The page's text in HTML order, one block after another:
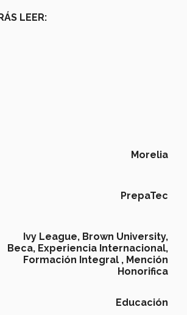
LEER:
Morelia
PrepaTec
Ivy League, Brown University,
Beca, Experiencia Internacional,
Formación Integral , Mención
Honorifica
Educación